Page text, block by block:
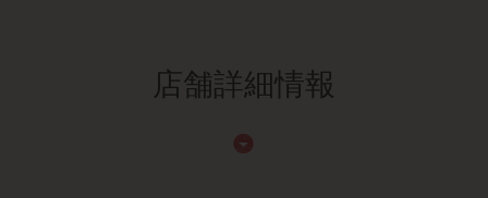
店舗詳細情報